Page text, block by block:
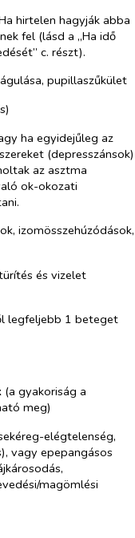
hirtelen hagyják abba
fel (lásd a „Ha idő
c. részt).
pupillaszűkület
ha egyidejűleg az
(depresszánsok)
az asztma
ok-okozati
izomösszehúzódások,
és vizelet
legfeljebb 1 beteget
(a gyakoriság a
meg)
elégtelenség,
vagy epepangásos
magömlési